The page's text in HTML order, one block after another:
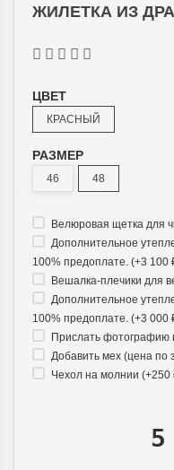
ЖИЛЕТКА ИЗ
ЦВЕТ
КРАСНЫЙ
РАЗМЕР
46 48
Велюровая щетка для
Дополнительное
100% предоплате. (+3 100
Вешалка-плечики для
Дополнительное
100% предоплате. (+3 000
Прислать фотографию
Добавить мех (цена по
Чехол на молнии (+250
5